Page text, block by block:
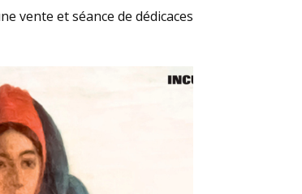
vente et séance de dédicaces